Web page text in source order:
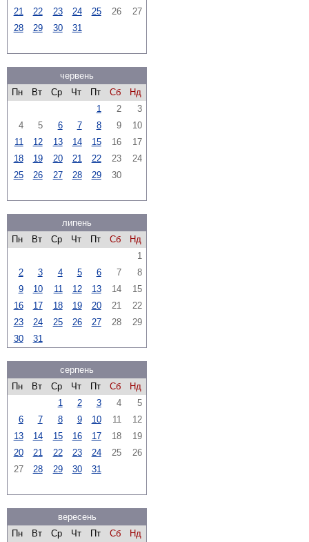
21
22 23 24 25 26
27
28
29 30 31
червень
Пн
Вт Ср Чт Пт Сб
Нд
1
2
3
4
5 6 7 8 9
10
11
12 13 14 15 16
17
18
19 20 21 22 23
24
25
26 27 28 29 30
липень
Пн
Вт Ср Чт Пт Сб
Нд
1
2
3 4 5 6 7
8
9
10 11 12 13 14
15
16
17 18 19 20 21
22
23
24 25 26 27 28
29
30
31
серпень
Пн
Вт Ср Чт Пт Сб
Нд
1
2 3 4
5
6
7 8 9 10 11
12
13
14 15 16 17 18
19
20
21 22 23 24 25
26
27
28 29 30 31
вересень
Пн
Вт Ср Чт Пт Сб Нд